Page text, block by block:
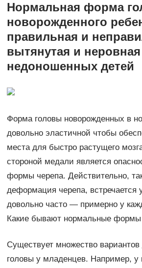
Нормальная форма
новорожденного
правильная и
вытянутая и
недоношенных детей
Форма головы новорожденных в
довольно эластичной чтобы
места для быстро растущего
стороной медали является
формы черепа. Действительно,
деформация черепа, встречается
довольно часто — примерно у
Какие бывают нормальные формы
Существует множество
головы у младенцев. Например, у